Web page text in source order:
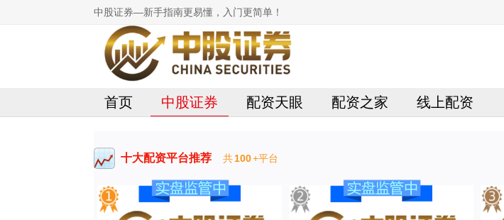
中股证券—新手指南更易懂，入门更简单！
首页 中股证券 配资天眼 配资之家 线上配资
十大配资平台推荐 共100+平台